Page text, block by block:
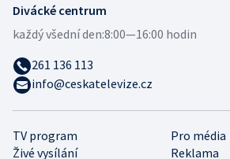
TV program
Pro média
Živé vysílání
Reklama
Divácké centrum
každý všední den:8:00—16:00 hodin
261 136 113
info@ceskatelevize.cz